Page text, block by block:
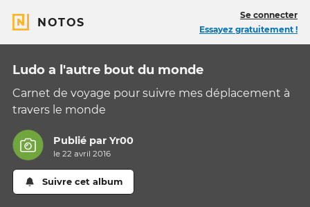
NOTOS
Se connecter
Essayez gratuitement !
Ludo a l'autre bout du monde
Carnet de voyage pour suivre mes déplacement à
travers le monde
Publié parYr00
le 22 avril 2016
Suivre cet album